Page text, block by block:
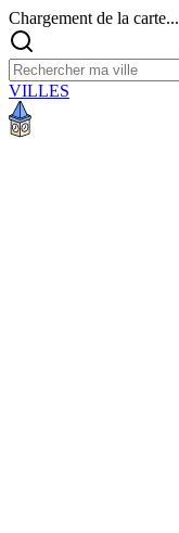
Chargement de la carte...
VILLES